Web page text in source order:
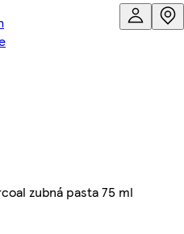
zubná pasta 75 ml